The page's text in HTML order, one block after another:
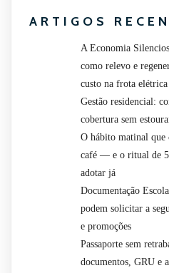
ARTIGOS
A Economia
como relevo e
custo na frota elétrica
Gestão residencial:
cobertura sem
O hábito matinal que
café — e o ritual de 5
adotar já
Documentação
podem solicitar a
e promoções
Passaporte sem
documentos, GRU e